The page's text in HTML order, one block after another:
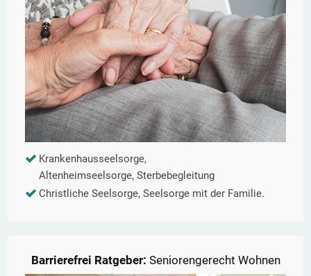
Krankenhausseelsorge,
Altenheimseelsorge, Sterbebegleitung
Christliche Seelsorge, Seelsorge mit der Familie.
Barrierefrei Ratgeber: Seniorengerecht Wohnen